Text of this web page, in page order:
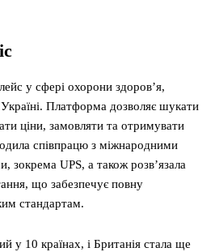
у сфері охорони здоров’я,
Платформа дозволяє шукати
ціни, замовляти та отримувати
співпрацю з міжнародними
зокрема UPS, а також розв’язала
що забезпечує повну
стандартам.
у 10 країнах, і Британія стала ще